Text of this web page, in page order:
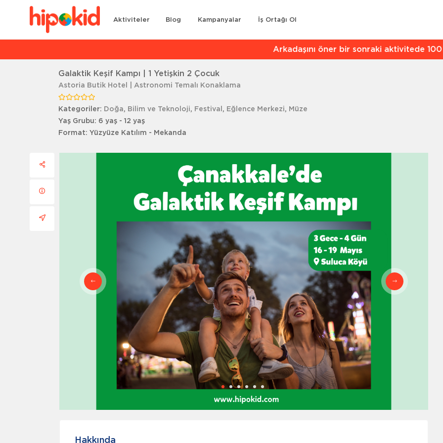
Aktiviteler Blog Kampanyalar İş Ortağı Ol
Arkadaşını öner bir sonraki aktivitede 100 TL indirim
Galaktik Keşif Kampı | 1 Yetişkin 2 Çocuk
Astoria Butik Hotel | Astronomi Temalı Konaklama
Kategoriler: Doğa, Bilim ve Teknoloji, Festival , Eğlence Merkezi, Müze
Yaş Grubu: 6 yaş - 12 yaş
Format: Yüzyüze Katılım - Mekanda
Hakkında